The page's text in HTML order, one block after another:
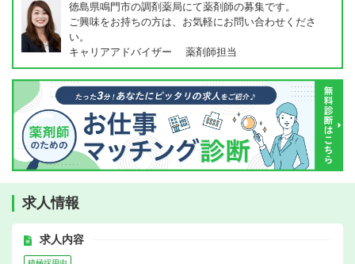
徳島県鳴門市の調剤薬局にて薬剤師の募集です。
ご興味をお持ちの方は、お気軽にお問い合わせくださ
い。
キャリアアドバイザー 薬剤師担当
求人情報
求人内容